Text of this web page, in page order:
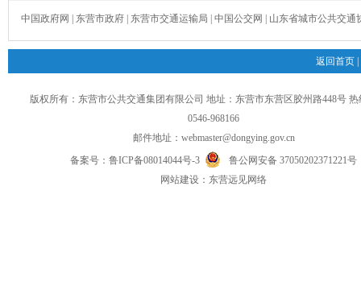
中国政府网 东营市政府 东营市交通运输局 中国公交网 山东省城市公共交通
返回首页
版权所有：东营市公共交通集团有限公司 地址：东营市东营区胶州路448号
0546-968166
邮件地址： webmaster@dongying.gov.cn
备案号： 鲁ICP备08014044号-3
鲁公网安备 37050202371221号
网站建设： 东营远见网络